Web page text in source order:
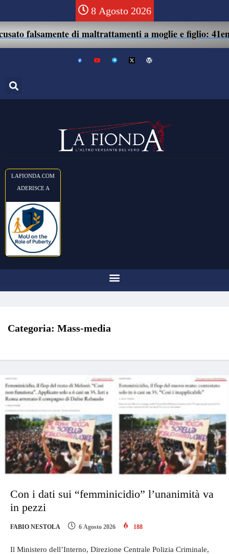
8 Agosto 2026
di maltrattamenti a moglie e figlio: 41enne assolto.
LAFIONDA.COM
ADERISCE A
Categoria: Mass-media
Con i dati sui “femminicidio” l’unanimità va
in pezzi
FABIO NESTOLA 6 Agosto 2026 188
Il Ministero dell’Interno, Direzione Centrale Polizia Criminale,